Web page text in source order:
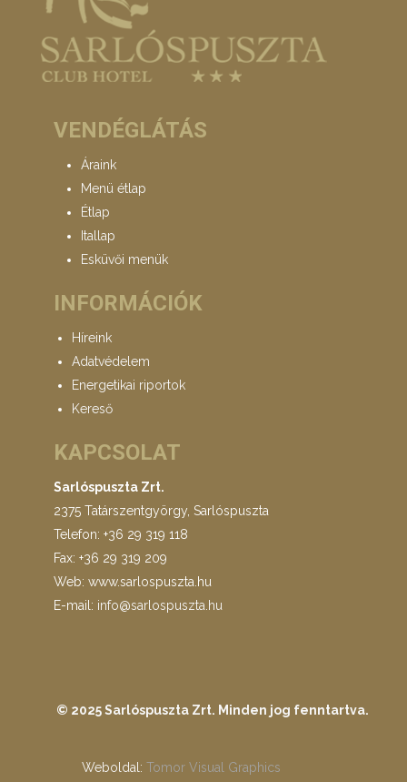
VENDÉGLÁTÁS
Áraink
Menü étlap
Étlap
Itallap
Esküvői menük
INFORMÁCIÓK
Híreink
Adatvédelem
Energetikai riportok
Kereső
KAPCSOLAT
Sarlóspuszta Zrt.
2375 Tatárszentgyörgy, Sarlóspuszta
Telefon: +36 29 319 118
Fax: +36 29 319 209
Web: www.sarlospuszta.hu
E-mail: info@sarlospuszta.hu
© 2025 Sarlóspuszta Zrt. Minden jog fenntartva.
Weboldal: Tomor Visual Graphics